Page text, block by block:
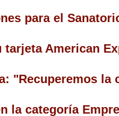
para el
tarjeta American
"Recuperemos la
la categoría